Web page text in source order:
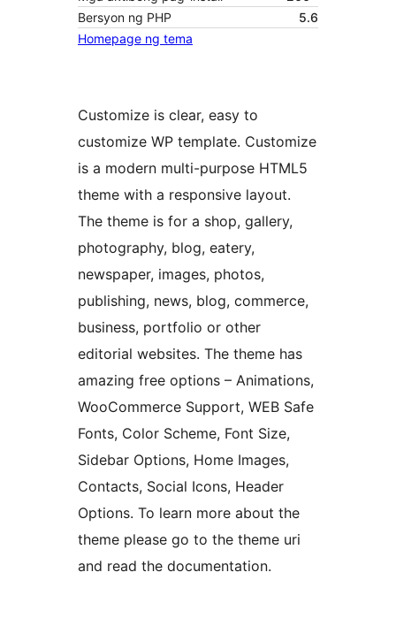
Bersyon ng PHP
5.6
Homepage ng tema
Customize is clear, easy to
customize WP template. Customize
is a modern multi-purpose HTML5
theme with a responsive layout.
The theme is for a shop, gallery,
photography, blog, eatery,
newspaper, images, photos,
publishing, news, blog, commerce,
business, portfolio or other
editorial websites. The theme has
amazing free options – Animations,
WooCommerce Support, WEB Safe
Fonts, Color Scheme, Font Size,
Sidebar Options, Home Images,
Contacts, Social Icons, Header
Options. To learn more about the
theme please go to the theme uri
and read the documentation.